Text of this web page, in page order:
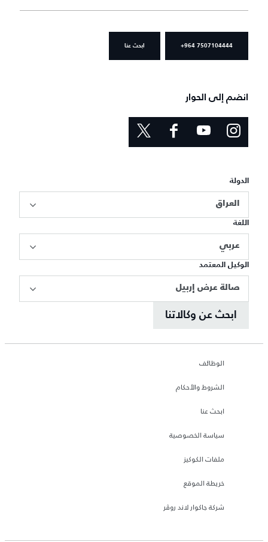
+964 7507104444 ابحث عنا
انضم إلى الحوار
الدولة
العراق
اللغة
عربي
الوكيل المعتمد
صالة عرض إربيل
ابحث عن وكالاتنا
الوظائف
الشروط والأحكام
ابحث عنا
سياسة الخصوصية
ملفات الكوكيز
خريطة الموقع
شركة جاكوار لاند روڤر